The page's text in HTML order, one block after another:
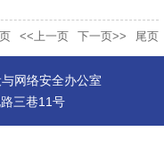
<<上一页 下一页>> 尾页
网络安全办公室
三巷11号